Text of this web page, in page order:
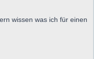
wissen was ich für einen